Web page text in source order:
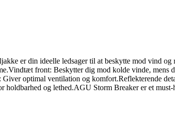
er din ideelle ledsager til at beskytte mod vind
front: Beskytter dig mod kolde vinde,
optimal ventilation og komfort.Reflekterende
og lethed.AGU Storm Breaker er et